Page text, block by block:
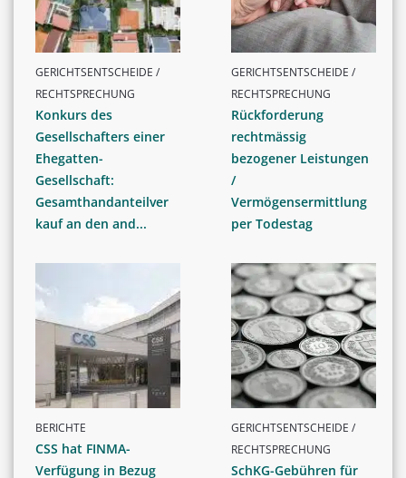
GERICHTSENTSCHEIDE /
RECHTSPRECHUNG
Konkurs des
Gesellschafters einer
Ehegatten-
Gesellschaft:
Gesamthandanteilver
kauf an den and...
GERICHTSENTSCHEIDE /
RECHTSPRECHUNG
Rückforderung
rechtmässig
bezogener Leistungen
/
Vermögensermittlung
per Todestag
BERICHTE
CSS hat FINMA-
Verfügung in Bezug
GERICHTSENTSCHEIDE /
RECHTSPRECHUNG
SchKG-Gebühren für